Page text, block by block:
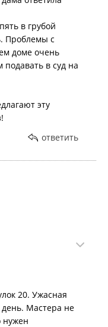
в грубой
Проблемы с
доме очень
в суд на
эту
ответить
20. Ужасная
Мастера не
нужен